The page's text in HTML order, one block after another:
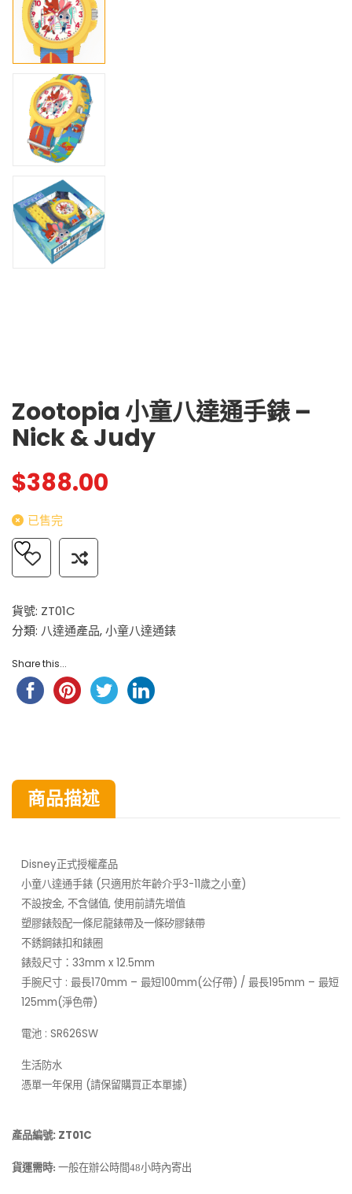
Zootopia 小童八達通手錶 –
Nick & Judy
$388.00
已售完
貨號: ZT01C
分類: 八達通產品,小童八達通錶
Share this...
商品描述
Disney正式授權產品
小童八達通手錶 (只適用於年齡介乎3-11歲之小童)
不設按金, 不含儲值, 使用前請先增值
塑膠錶殼配一條尼龍錶帶及一條矽膠錶帶
不銹鋼錶扣和錶圈
錶殼尺寸：33mm x 12.5mm
手腕尺寸 : 最長170mm – 最短100mm(公仔帶) / 最長195mm – 最短
125mm(淨色帶)
電池 : SR626SW
生活防水
憑單一年保用 (請保留購買正本單據)
產品編號: ZT01C
貨運需時: 一般在辦公時間48小時內寄出